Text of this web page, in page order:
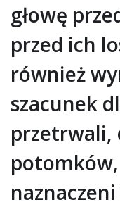
głowę
przed ich
również
szacunek
przetrwali,